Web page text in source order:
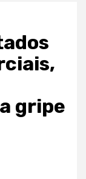
gripe